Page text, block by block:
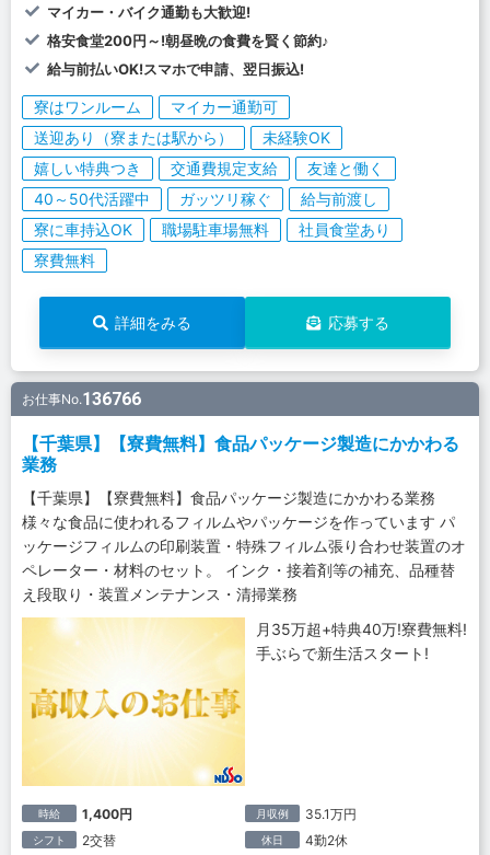
マイカー・バイク通勤も大歓迎!
格安食堂200円～!朝昼晩の食費を賢く節約♪
給与前払いOK!スマホで申請、翌日振込!
寮はワンルーム
マイカー通勤可
送迎あり（寮または駅から）
未経験OK
嬉しい特典つき
交通費規定支給
友達と働く
40～50代活躍中
ガッツリ稼ぐ
給与前渡し
寮に車持込OK
職場駐車場無料
社員食堂あり
寮費無料
詳細をみる 応募する
お仕事No.136766
【千葉県】【寮費無料】食品パッケージ製造にかかわる
業務
【千葉県】【寮費無料】食品パッケージ製造にかかわる業務
様々な食品に使われるフィルムやパッケージを作っています パ
ッケージフィルムの印刷装置・特殊フィルム張り合わせ装置のオ
ペレーター・材料のセット。 インク・接着剤等の補充、品種替
え段取り・装置メンテナンス・清掃業務
月35万超+特典40万!寮費無料!
手ぶらで新生活スタート!
時給 1,400円 月収例 35.1万円
シフト 2交替 休日 4勤2休